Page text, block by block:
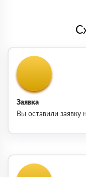
Заявка
Вы оставили заявку